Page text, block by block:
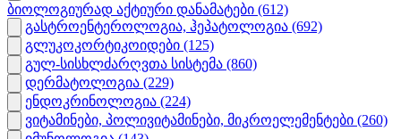
ბიოლოგიურად აქტიური დანამატები (612)
გასტროენტეროლოგია, ჰეპატოლოგია (692)
გლუკოკორტიკოიდები (125)
გულ-სისხლძარღვთა სისტემა (860)
დერმატოლოგია (229)
ენდოკრინოლოგია (224)
ვიტამინები, პოლივიტამინები, მიკროელემენტები (260)